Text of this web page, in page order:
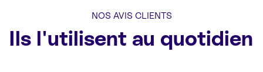
NOS AVIS CLIENTS
Ils l'utilisent au quotidien